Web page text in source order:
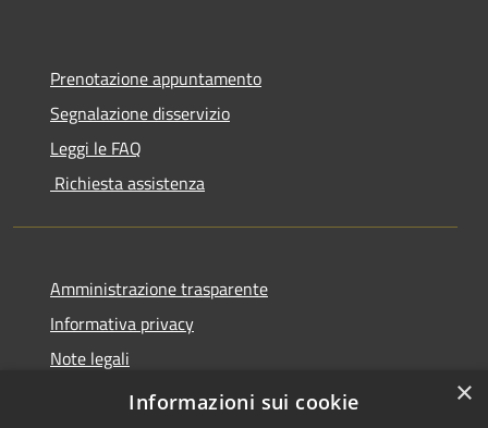
Prenotazione appuntamento
Segnalazione disservizio
Leggi le FAQ
Richiesta assistenza
Amministrazione trasparente
Informativa privacy
Note legali
Dichiarazione di accessibilità
×
Informazioni sui cookie